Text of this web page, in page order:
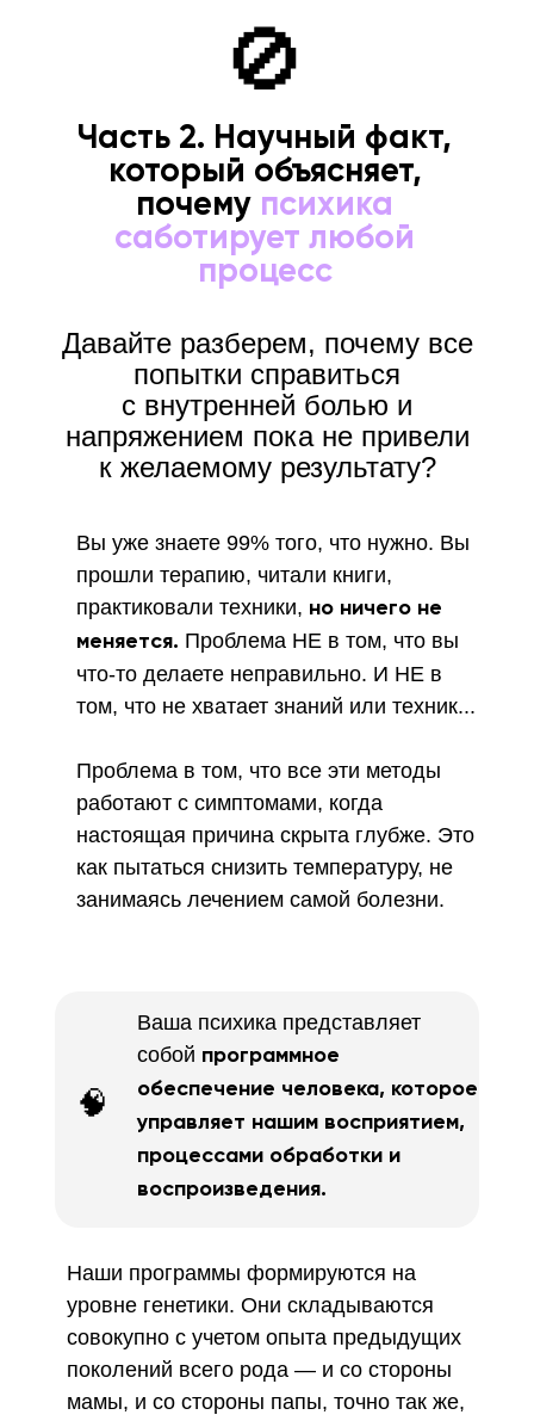
Часть 2. Научный факт,
который объясняет,
почему психика
саботирует любой
процесс
Вы уже знаете 99% того, что нужно. Вы
прошли терапию, читали книги,
практиковали техники, но ничего не
меняется. Проблема НЕ в том, что вы
что-то делаете неправильно. И НЕ в
том, что не хватает знаний или техник...
Проблема в том, что все эти методы
работают с симптомами, когда
настоящая причина скрыта глубже. Это
как пытаться снизить температуру, не
занимаясь лечением самой болезни.
Ваша психика представляет
собой программное
обеспечение человека, которое
управляет нашим восприятием,
процессами обработки и
воспроизведения.
Наши программы формируются на
уровне генетики. Они складываются
совокупно с учетом опыта предыдущих
поколений всего рода — и со стороны
мамы, и со стороны папы, точно так же,
🚫
🧠
Давайте разберем, почему все
попытки справиться
с внутренней болью и
напряжением пока не привели
к желаемому результату?